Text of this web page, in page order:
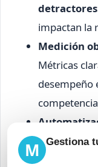
impactan la
Medición
Métricas
desempeño
manual
M Gestiona